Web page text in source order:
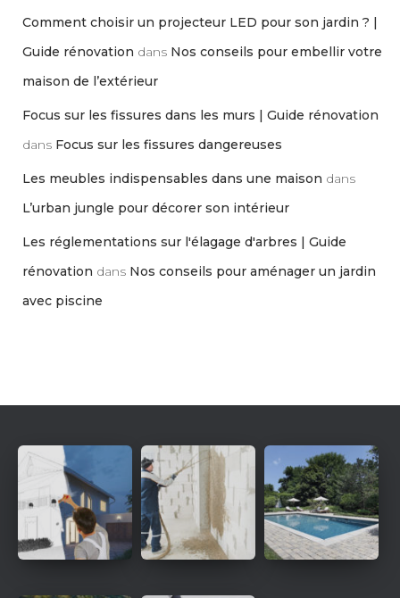
Comment choisir un projecteur LED pour son jardin ? |
Guide rénovation dans Nos conseils pour embellir votre
maison de l’extérieur
Focus sur les fissures dans les murs | Guide rénovation
dans Focus sur les fissures dangereuses
Les meubles indispensables dans une maison dans
L’urban jungle pour décorer son intérieur
Les réglementations sur l'élagage d'arbres | Guide
rénovation dans Nos conseils pour aménager un jardin
avec piscine